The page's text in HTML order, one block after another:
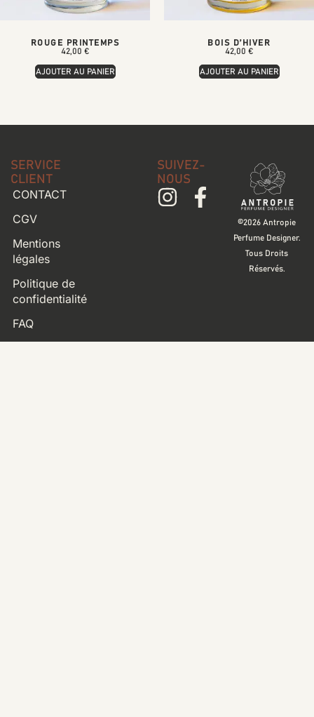
ROUGE PRINTEMPS
42,00 €
AJOUTER AU PANIER
BOIS D’HIVER
42,00 €
AJOUTER AU PANIER
SERVICE
CLIENT
CONTACT
CGV
Mentions
légales
Politique de
confidentialité
FAQ
SUIVEZ-
NOUS
©2026 Antropie
Perfume Designer.
Tous Droits
Réservés.